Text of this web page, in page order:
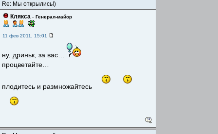
Re: Мы открылись!)
Клякса - Генерал-майор
11 фев 2011, 15:01
ну, дриньк, за вас…
процветайте…
плодитесь и размножайтесь